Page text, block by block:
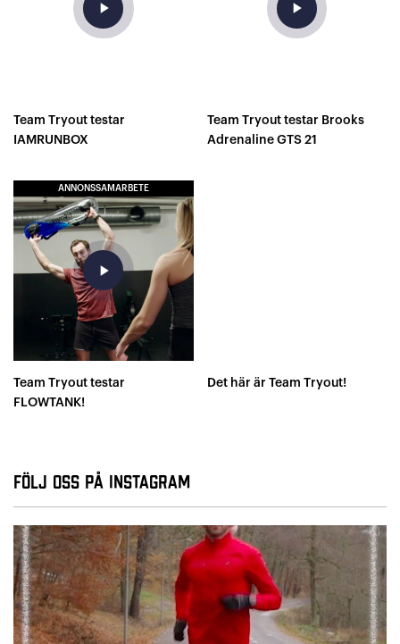
play_arrow
Team Tryout testar
IAMRUNBOX
play_arrow
Team Tryout testar Brooks
Adrenaline GTS 21
ANNONSSAMARBETE
play_arrow
Team Tryout testar
FLOWTANK!
Det här är Team Tryout!
Följ oss på Instagram